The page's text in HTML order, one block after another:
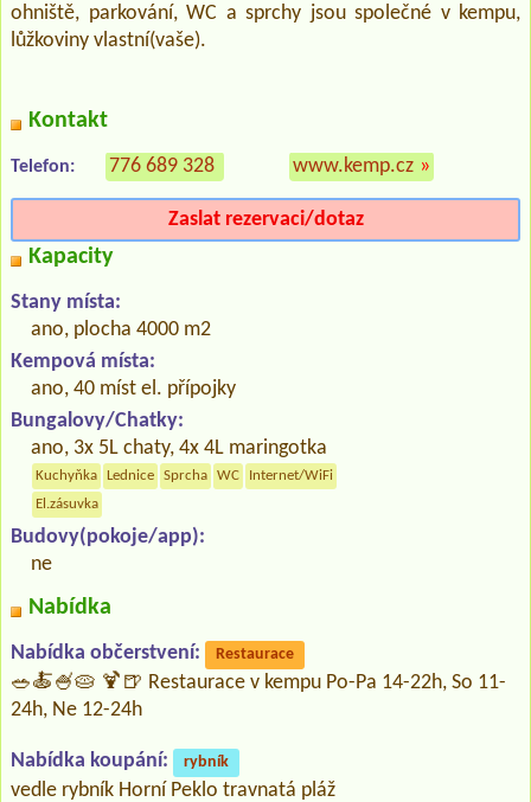
ohniště, parkování, WC a sprchy jsou společné v kempu,
lůžkoviny vlastní(vaše).
Kontakt
Telefon: 776 689 328 www.kemp.cz »
Zaslat rezervaci/dotaz
Kapacity
Stany místa:
ano, plocha 4000 m2
Kempová místa:
ano, 40 míst el. přípojky
Bungalovy/Chatky:
ano, 3x 5L chaty, 4x 4L maringotka
Kuchyňka Lednice Sprcha WC
Internet/WiFi
El.zásuvka
Budovy(pokoje/app):
ne
Nabídka
Nabídka občerstvení: Restaurace
🥗🍝🍧🥧 🍹🍺 Restaurace v kempu Po-Pa 14-22h, So 11-
24h, Ne 12-24h
Nabídka koupání: rybník
vedle rybník Horní Peklo travnatá pláž